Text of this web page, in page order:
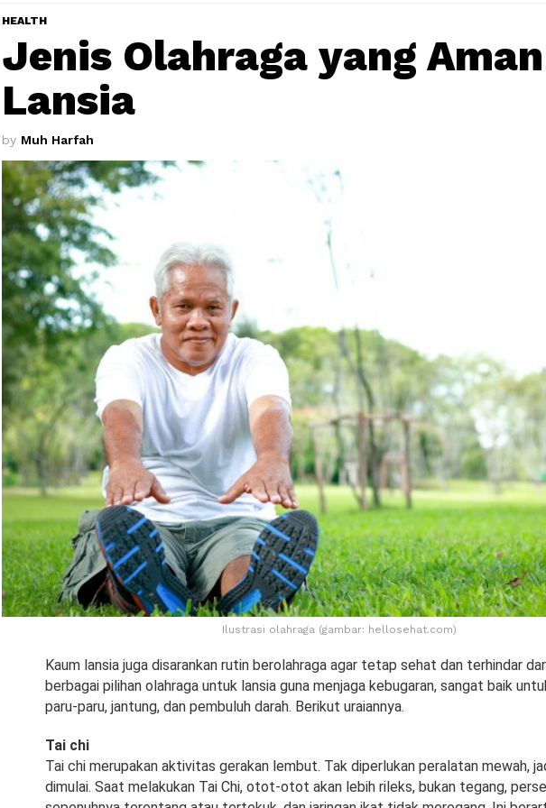
HEALTH
Jenis Olahraga yang
Lansia
by Muh Harfah
Ilustrasi olahraga (gambar: hellosehat.com)
Kaum lansia juga disarankan rutin berolahraga agar tetap sehat dan terhindar
berbagai pilihan olahraga untuk lansia guna menjaga kebugaran, sangat baik
paru-paru, jantung, dan pembuluh darah. Berikut uraiannya.
Tai chi
Tai chi merupakan aktivitas gerakan lembut. Tak diperlukan peralatan mewah,
dimulai. Saat melakukan Tai Chi, otot-otot akan lebih rileks, bukan tegang,